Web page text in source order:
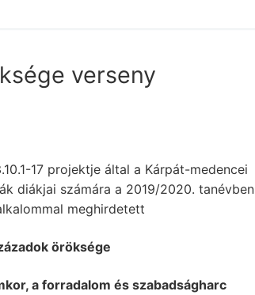
verseny
17 projektje által a Kárpát-medencei
diákjai számára a 2019/2020. tanévben
meghirdetett
öröksége
a forradalom és szabadságharc